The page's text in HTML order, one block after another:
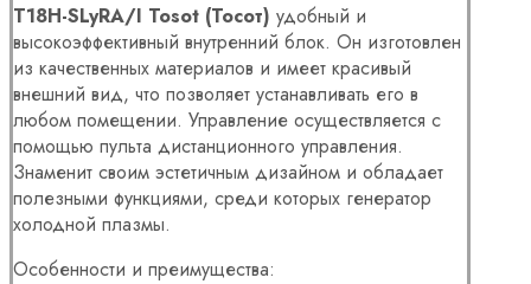
T18H-SLyRA/I Tosot (Тосот) удобный и
высокоэффективный внутренний блок. Он изготовлен
из качественных материалов и имеет красивый
внешний вид, что позволяет устанавливать его в
любом помещении. Управление осуществляется с
помощью пульта дистанционного управления.
Знаменит своим эстетичным дизайном и обладает
полезными функциями, среди которых генератор
холодной плазмы.
Особенности и преимущества: